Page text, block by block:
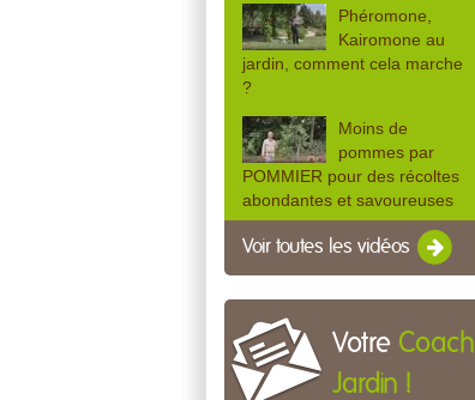
Phéromone,
Kairomone au
jardin, comment cela marche
?
Moins de
pommes par
POMMIER pour des récoltes
abondantes et savoureuses
Voir toutes les vidéos
Votre Coach
Jardin !